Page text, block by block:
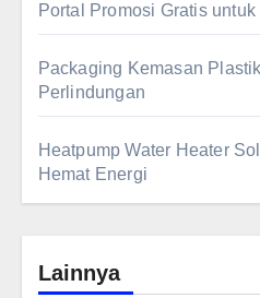
Portal Promosi Gratis
Packaging Kemasan
Perlindungan
Heatpump Water Heater
Hemat Energi
Lainnya